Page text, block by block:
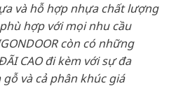
và hỗ hợp nhựa chất lượng
hợp với mọi nhu cầu
còn có những
CAO đi kèm với sự đa
và cả phân khúc giá